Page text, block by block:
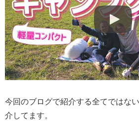
今回のブログで紹介する全てではな
介してます。